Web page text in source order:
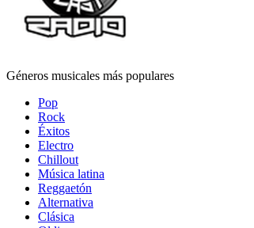
Géneros musicales más populares
Pop
Rock
Éxitos
Electro
Chillout
Música latina
Reggaetón
Alternativa
Clásica